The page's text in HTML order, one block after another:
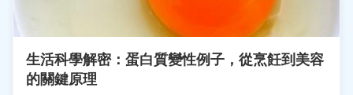
生活科學解密：蛋白質變性例子，從烹飪到美容
的關鍵原理